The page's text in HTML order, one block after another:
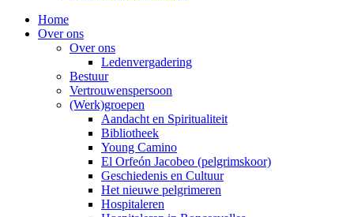
Home
Over ons
Over ons
Ledenvergadering
Bestuur
Vertrouwenspersoon
(Werk)groepen
Aandacht en Spiritualiteit
Bibliotheek
Young Camino
El Orfeón Jacobeo (pelgrimskoor)
Geschiedenis en Cultuur
Het nieuwe pelgrimeren
Hospitaleren